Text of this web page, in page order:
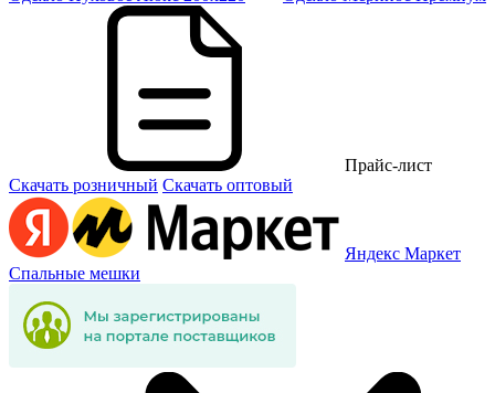
Прайс-лист
Скачать розничный Скачать оптовый
Яндекс Маркет
Спальные мешки